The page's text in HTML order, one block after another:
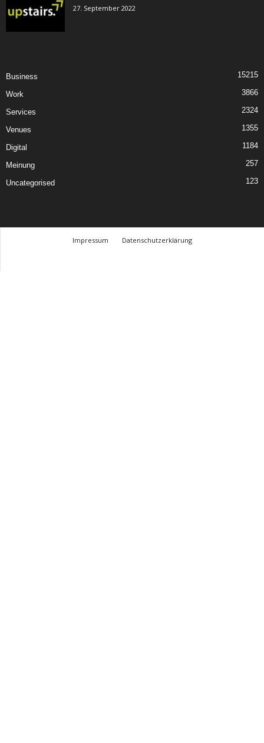
27. September 2022
Business 15215
Work 3866
Services 2324
Venues 1355
Digital 1184
Meinung 257
Uncategorised 123
Impressum
Datenschutzerklärung